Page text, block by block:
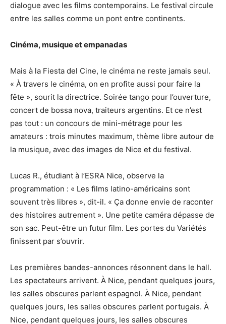
dialogue avec les films contemporains. Le festival circule
entre les salles comme un pont entre continents.
Cinéma, musique et empanadas
Mais à la Fiesta del Cine, le cinéma ne reste jamais seul.
« À travers le cinéma, on en profite aussi pour faire la
fête », sourit la directrice. Soirée tango pour l’ouverture,
concert de bossa nova, traiteurs argentins. Et ce n’est
pas tout : un concours de mini-métrage pour les
amateurs : trois minutes maximum, thème libre autour de
la musique, avec des images de Nice et du festival.
Lucas R., étudiant à l’ESRA Nice, observe la
programmation : « Les films latino-américains sont
souvent très libres », dit-il. « Ça donne envie de raconter
des histoires autrement ». Une petite caméra dépasse de
son sac. Peut-être un futur film. Les portes du Variétés
finissent par s’ouvrir.
Les premières bandes-annonces résonnent dans le hall.
Les spectateurs arrivent. À Nice, pendant quelques jours,
les salles obscures parlent espagnol. À Nice, pendant
quelques jours, les salles obscures parlent portugais. À
Nice, pendant quelques jours, les salles obscures